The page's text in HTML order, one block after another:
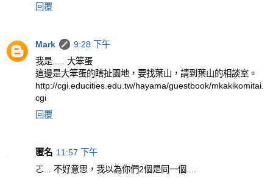
回覆
Mark
9:28 下午
我是..... 大笨蛋
這邊是大笨蛋的瞎扯園地，要找葉山，請到葉山的相談室。
http://cgi.educities.edu.tw/hayama/guestbook/mkakikomitai.
cgi
回覆
匿名 11:57 下午
ㄛ... 不好意思，我以為你們2個是同一個....